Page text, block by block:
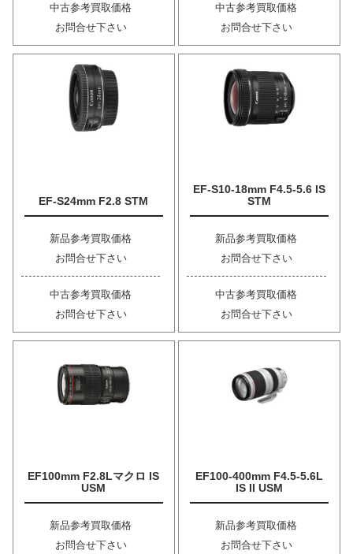
中古参考買取価格
お問合せ下さい
中古参考買取価格
お問合せ下さい
EF-S24mm F2.8 STM
新品参考買取価格
お問合せ下さい
中古参考買取価格
お問合せ下さい
EF-S10-18mm F4.5-5.6 IS
STM
新品参考買取価格
お問合せ下さい
中古参考買取価格
お問合せ下さい
EF100mm F2.8Lマクロ IS
USM
新品参考買取価格
お問合せ下さい
EF100-400mm F4.5-5.6L
IS II USM
新品参考買取価格
お問合せ下さい